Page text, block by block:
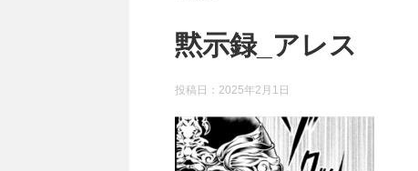
黙示録_アレス
投稿日： 2025年2月1日